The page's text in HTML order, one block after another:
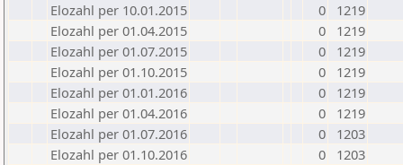
Elozahl per 10.01.2015
0
1219
Elozahl per 01.04.2015
0
1219
Elozahl per 01.07.2015
0
1219
Elozahl per 01.10.2015
0
1219
Elozahl per 01.01.2016
0
1219
Elozahl per 01.04.2016
0
1219
Elozahl per 01.07.2016
0
1203
Elozahl per 01.10.2016
0
1203